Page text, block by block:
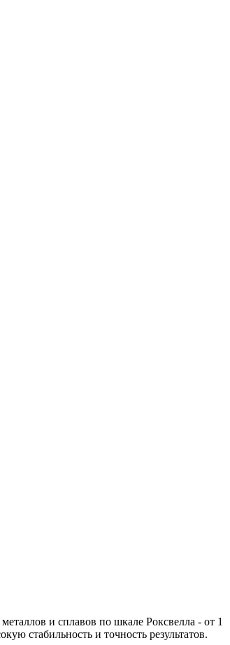
и сплавов по шкале Роксвелла - от 1
стабильность и точность результатов.